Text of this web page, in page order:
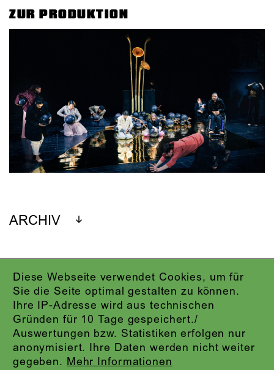
Diese Webseite verwendet Cookies, um für
Sie die Seite optimal gestalten zu können.
Ihre IP-Adresse wird aus technischen
Gründen für 10 Tage gespeichert./
Auswertungen bzw. Statistiken erfolgen nur
anonymisiert. Ihre Daten werden nicht weiter
gegeben. Mehr Informationen
ZUR PRODUKTION
ARCHIV
IMPRESSUM
DATENSCHUTZ
AGB
KONTAKT
ABO-LOGIN
PRESSE